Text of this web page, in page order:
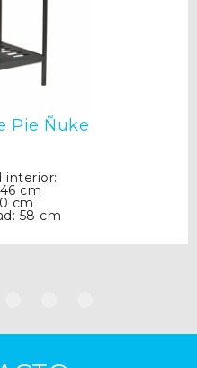
Pie Ñuke
interior:
cm
cm
58 cm